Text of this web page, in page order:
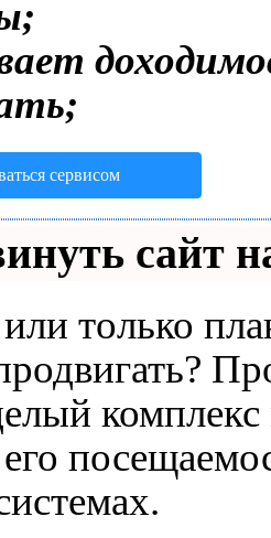
сервисом
сайт
только